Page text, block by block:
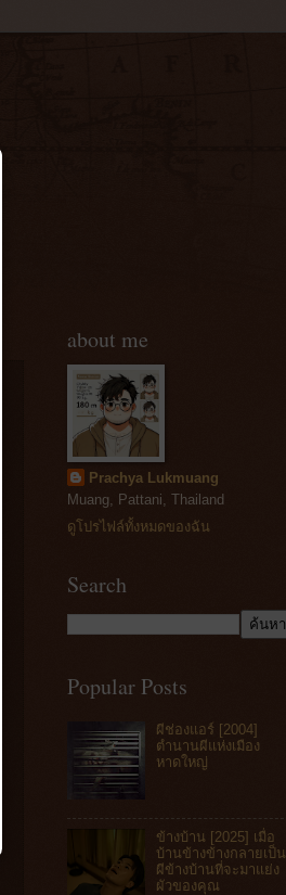
about me
Prachya Lukmuang
Muang, Pattani, Thailand
ดูโปรไฟล์ทั้งหมดของฉัน
Search
Popular Posts
ผีช่องแอร์ [2004]
ตำนานผีแห่งเมือง
หาดใหญ่
ข้างบ้าน [2025] เมื่อ
บ้านข้างข้างกลายเป็น
ผีข้างบ้านที่จะมาแย่ง
ผัวของคุณ